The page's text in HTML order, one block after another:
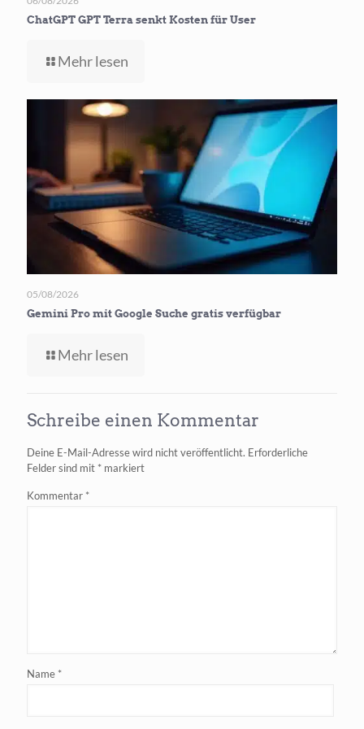
ChatGPT GPT Terra senkt Kosten für User
Mehr lesen
Terra
Kosten
für User
05/08/2026
Gemini Pro mit Google Suche gratis verfügbar
Mehr lesen
Google
gratis
verfügbar
Schreibe einen Kommentar
Deine E-Mail-Adresse wird nicht veröffentlicht. Erforderliche
Felder sind mit * markiert
Kommentar *
Name *